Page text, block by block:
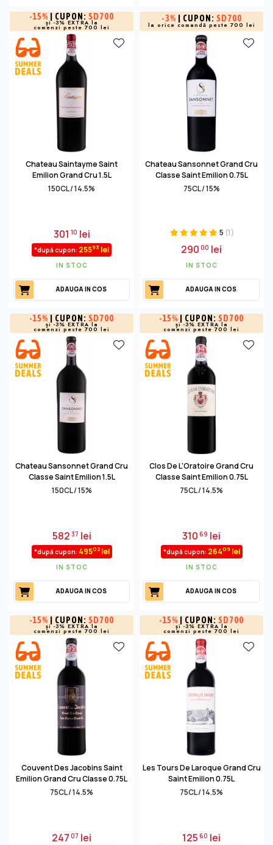
-15% | CUPON: SD700
și -3% EXTRA la
comenzi peste 700 lei
Chateau Saintayme Saint
Emilion Grand Cru 1.5L
150CL / 14.5%
30110 lei
*după cupon: 25593 lei
IN STOC
ADAUGA IN COS
-3% | CUPON: SD700
la orice comandă peste 700 lei
Chateau Sansonnet Grand Cru
Classe Saint Emilion 0.75L
75CL / 15%
5 (1)
29000 lei
IN STOC
ADAUGA IN COS
-15% | CUPON: SD700
și -3% EXTRA la
comenzi peste 700 lei
Chateau Sansonnet Grand Cru
Classe Saint Emilion 1.5L
150CL / 15%
582 37 lei
*după cupon: 49502lei
IN STOC
ADAUGA IN COS
-15% | CUPON: SD700
și -3% EXTRA la
comenzi peste 700 lei
Clos De L'Oratoire Grand Cru
Classe Saint Emilion 0.75L
75CL / 14.5%
31069 lei
*după cupon: 26409 lei
IN STOC
ADAUGA IN COS
-15% | CUPON: SD700
și -3% EXTRA la
comenzi peste 700 lei
Couvent Des Jacobins Saint
Emilion Grand Cru Classe 0.75L
75CL / 14.5%
24707 lei
-15% | CUPON: SD700
și -3% EXTRA la
comenzi peste 700 lei
Les Tours De Laroque Grand Cru
Saint Emilion 0.75L
75CL / 14.5%
12560 lei